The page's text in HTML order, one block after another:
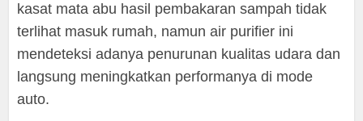
kasat mata abu hasil pembakaran sampah tidak
terlihat masuk rumah, namun air purifier ini
mendeteksi adanya penurunan kualitas udara dan
langsung meningkatkan performanya di mode
auto.